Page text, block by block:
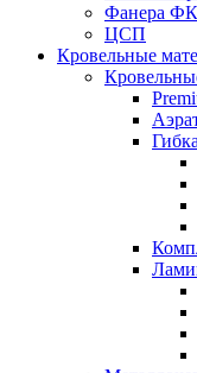
Фанера ФК
ЦСП
Кровельные